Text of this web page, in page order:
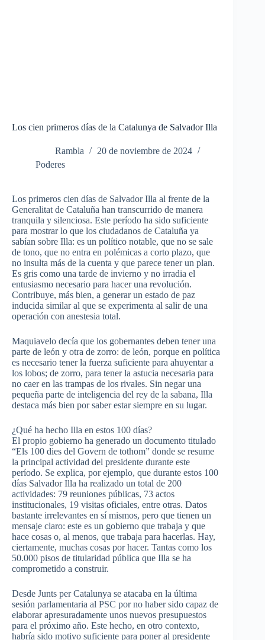
Los cien primeros días de la Catalunya de Salvador Illa
Rambla
20 de noviembre de 2024
Poderes
Los primeros cien días de Salvador Illa al frente de la
Generalitat de Cataluña han transcurrido de manera
tranquila y silenciosa. Este período ha sido suficiente
para mostrar lo que los ciudadanos de Cataluña ya
sabían sobre Illa: es un político notable, que no se sale
de tono, que no entra en polémicas a corto plazo, que
no insulta más de la cuenta y que parece tener un plan.
Es gris como una tarde de invierno y no irradia el
entusiasmo necesario para hacer una revolución.
Contribuye, más bien, a generar un estado de paz
inducida similar al que se experimenta al salir de una
operación con anestesia total.
Maquiavelo decía que los gobernantes deben tener una
parte de león y otra de zorro: de león, porque en política
es necesario tener la fuerza suficiente para ahuyentar a
los lobos; de zorro, para tener la astucia necesaria para
no caer en las trampas de los rivales. Sin negar una
pequeña parte de inteligencia del rey de la sabana, Illa
destaca más bien por saber estar siempre en su lugar.
¿Qué ha hecho Illa en estos 100 días?
El propio gobierno ha generado un documento titulado
“Els 100 dies del Govern de tothom” donde se resume
la principal actividad del presidente durante este
período. Se explica, por ejemplo, que durante estos 100
días Salvador Illa ha realizado un total de 200
actividades: 79 reuniones públicas, 73 actos
institucionales, 19 visitas oficiales, entre otras. Datos
bastante irrelevantes en sí mismos, pero que tienen un
mensaje claro: este es un gobierno que trabaja y que
hace cosas o, al menos, que trabaja para hacerlas. Hay,
ciertamente, muchas cosas por hacer. Tantas como los
50.000 pisos de titularidad pública que Illa se ha
comprometido a construir.
Desde Junts per Catalunya se atacaba en la última
sesión parlamentaria al PSC por no haber sido capaz de
elaborar apresuradamente unos nuevos presupuestos
para el próximo año. Este hecho, en otro contexto,
habría sido motivo suficiente para poner al presidente